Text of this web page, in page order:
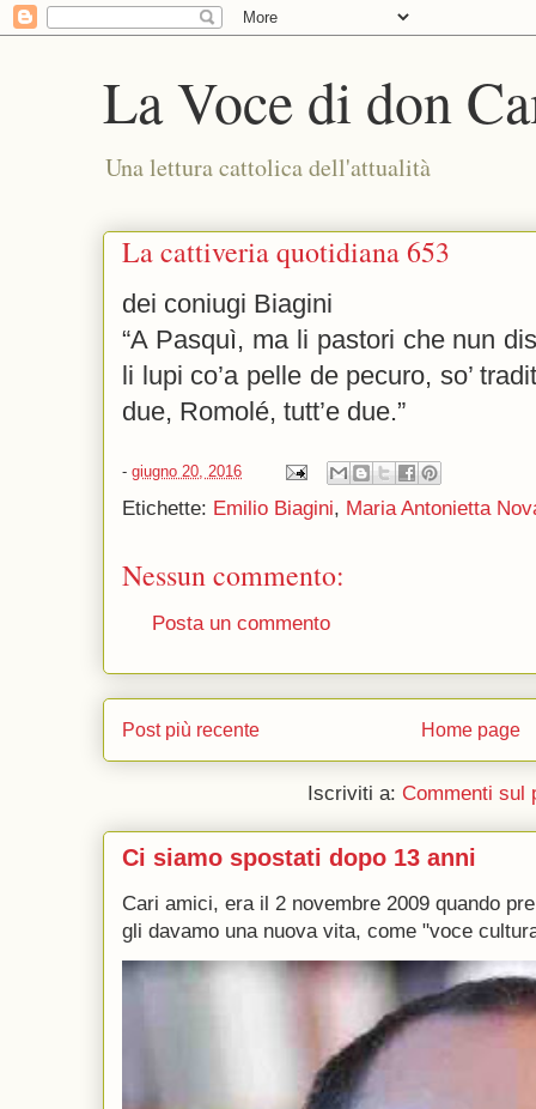
La Voce di don
Una lettura cattolica dell'attualità
La cattiveria quotidiana 653
dei coniugi Biagini
“A Pasquì, ma li pastori che nun
li lupi co’a pelle de pecuro, so’
due, Romolé, tutt’e due.”
- giugno 20, 2016
Etichette: Emilio Biagini, Maria Antonietta
Nessun commento:
Posta un commento
Post più recente Home page
Iscriviti a: Commenti sul
Ci siamo spostati dopo 13 anni
Cari amici, era il 2 novembre 2009 quando
gli davamo una nuova vita, come "voce